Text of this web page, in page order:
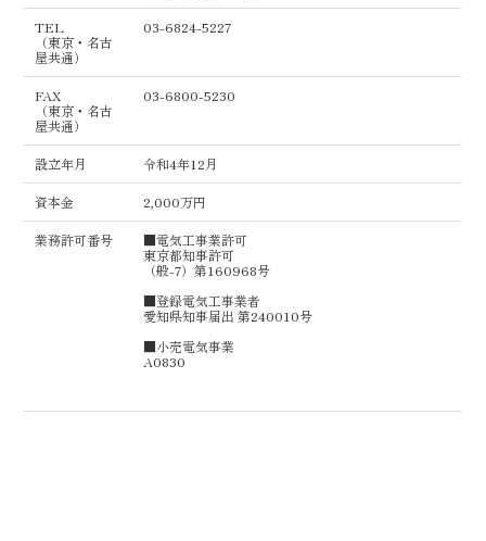
TEL
（東京・名古
屋共通）
03-6824-5227
FAX
（東京・名古
屋共通）
03-6800-5230
設立年月 令和4年12月
資本金 2,000万円
業務許可番号
■電気工事業許可
東京都知事許可
（般-7）第160968号
■登録電気工事業者
愛知県知事届出 第240010号
■小売電気事業
A0830